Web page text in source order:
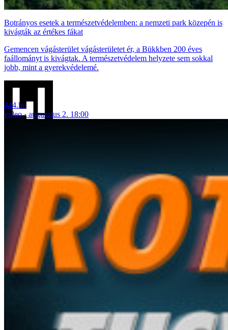
Botrányos esetek a természetvédelemben: a nemzeti park közepén is
kivágták az értékes fákat
Gemencen vágásterület vágásterületet ér, a Bükkben 200 éves
faállományt is kivágtak. A természetvédelem helyzete sem sokkal
jobb, mint a gyerekvédelemé.
444.hu
video
augusztus 2. 18:00